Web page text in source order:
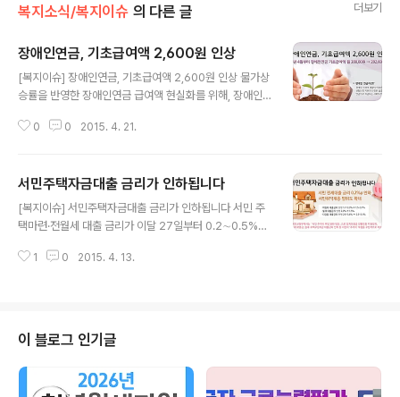
복지소식/복지이슈 의 다른 글 더보기
장애인연금, 기초급여액 2,600원 인상
[복지이슈] 장애인연금, 기초급여액 2,600원 인상 물가상
승률을 반영한 장애인연금 급여액 현실화를 위해, 장애인
애인연금 기초급여액이 2,600원 인상한 20만 2,600원
률을 반영토록 한 조치로 볼 수 있는데요, 장애인연금은 저
소득 중증장애인에게 매월 지급하는 급여로서 2014년 법
개정을 통해 수급대상을 소득하위 70%로 확대하였고 기
있습니다. 또한 대상확대를 위해 1월부터 선정기준액을 전
0 0 2015. 4. 21.
서민주택자금대출 금리가 인하됩니다
[복지이슈] 서민주택자금대출 금리가 인하됩니다 서민 주
택마련·전월세 대출 금리가 이달 27일부터 0.2∼0.5%p
임차보증금 반환보증 지원강화와 임차보증금·월세·구입자
대상 및 취급기관도 확대하기로 했습니다. 더불어 보증료
할인대상이 되는 서민·취약계층의 범위를 확대하여 연소득
기준을 2500만원 이하에서 4000만원 이하로 늘리고, 다
자녀·장애인·고령자 외에 신혼부부, 한부모·다문화 가정도
1 0 2015. 4. 13.
이 블로그 인기글